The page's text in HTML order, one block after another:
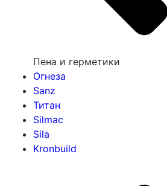
Пена и герметики
Огнеза
Sanz
Титан
Silmac
Sila
Kronbuild